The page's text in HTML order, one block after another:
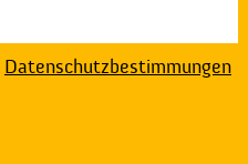
Datenschutzbestimmungen